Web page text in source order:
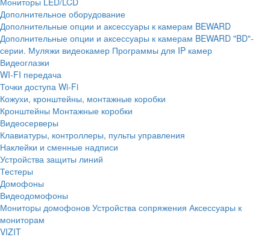
Дополнительное оборудование
Дополнительные опции и аксессуары к камерам BEWARD
Дополнительные опции и аксессуары к камерам BEWARD "BD"-
серии. Муляжи видеокамер Программы для IP камер
Видеоглазки
WI-FI передача
Точки доступа Wi-Fi
Кожухи, кронштейны, монтажные коробки
Кронштейны Монтажные коробки
Видеосерверы
Клавиатуры, контроллеры, пульты управления
Наклейки и сменные надписи
Устройства защиты линий
Тестеры
Домофоны
Видеодомофоны
Мониторы домофонов Устройства сопряжения Аксессуары к
мониторам
VIZIT